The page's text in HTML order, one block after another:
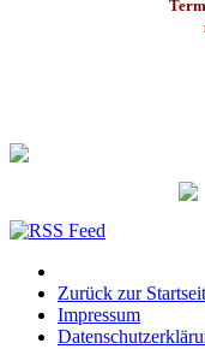
Zurück zur
Impressum